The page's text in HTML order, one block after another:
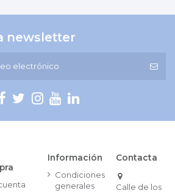
newsletter
Información
Condiciones
generales
Contacta
Calle de los